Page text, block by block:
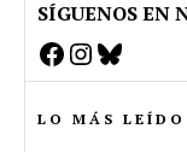
SÍGUENOS EN
Facebook
Instagram
Bluesky
LO MÁS LEÍDO